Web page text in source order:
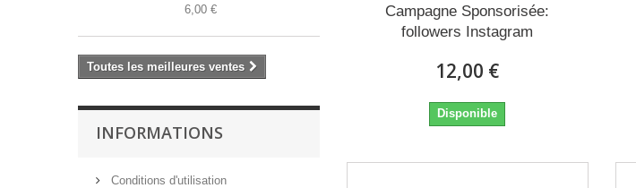
6,00 €
Toutes les meilleures ventes
INFORMATIONS
Conditions d'utilisation
Campagne Sponsorisée:
followers Instagram
12,00 €
Disponible